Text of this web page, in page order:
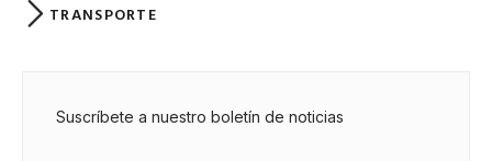
TRANSPORTE
Suscríbete a nuestro boletín de noticias